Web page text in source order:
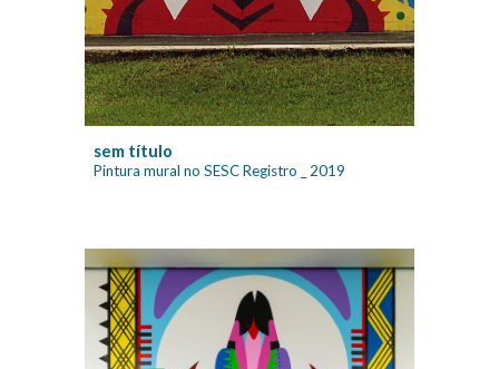
sem título
Pintura mural no SESC Registro _ 2019